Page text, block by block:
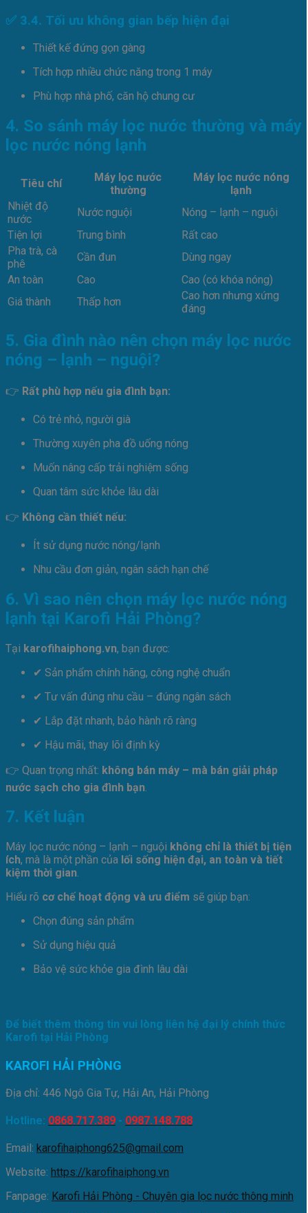
✅ 3.4. Tối ưu không gian bếp hiện đại
Thiết kế đứng gọn gàng
Tích hợp nhiều chức năng trong 1 máy
Phù hợp nhà phố, căn hộ chung cư
4. So sánh máy lọc nước thường và máy
lọc nước nóng lạnh
Tiêu chí
Máy lọc nước
thường
Máy lọc nước nóng
lạnh
Nhiệt độ
nước
Nước nguội
Nóng – lạnh – nguội
Tiện lợi
Trung bình
Rất cao
Pha trà, cà
phê
Cần đun
Dùng ngay
An toàn
Cao
Cao (có khóa nóng)
Giá thành
Thấp hơn
Cao hơn nhưng xứng
đáng
5. Gia đình nào nên chọn máy lọc nước
nóng – lạnh – nguội?
👉 Rất phù hợp nếu gia đình bạn:
Có trẻ nhỏ, người già
Thường xuyên pha đồ uống nóng
Muốn nâng cấp trải nghiệm sống
Quan tâm sức khỏe lâu dài
👉 Không cần thiết nếu:
Ít sử dụng nước nóng/lạnh
Nhu cầu đơn giản, ngân sách hạn chế
6. Vì sao nên chọn máy lọc nước nóng
lạnh tại Karofi Hải Phòng?
Tại karofihaiphong.vn, bạn được:
✔ Sản phẩm chính hãng, công nghệ chuẩn
✔ Tư vấn đúng nhu cầu – đúng ngân sách
✔ Lắp đặt nhanh, bảo hành rõ ràng
✔ Hậu mãi, thay lõi định kỳ
👉 Quan trọng nhất: không bán máy – mà bán giải pháp
nước sạch cho gia đình bạn
7. Kết luận
Máy lọc nước nóng – lạnh – nguội không chỉ là thiết bị tiện
ích, mà là một phần của lối sống hiện đại, an toàn và tiết
kiệm thời gian.
Hiểu rõ cơ chế hoạt động và ưu điểm sẽ giúp bạn:
Chọn đúng sản phẩm
Sử dụng hiệu quả
Bảo vệ sức khỏe gia đình lâu dài
Để biết thêm thông tin vui lòng liên hệ đại lý chính thức
Karofi tại Hải Phòng
KAROFI HẢI PHÒNG
Địa chỉ: 446 Ngô Gia Tự, Hải An, Hải Phòng
Hotline: 0868.717.389 - 0987.148.788
Email: karofihaiphong625@gmail.com
Website: https://karofihaiphong.vn
Fanpage: Karofi Hải Phòng - Chuyên gia lọc nước thông minh